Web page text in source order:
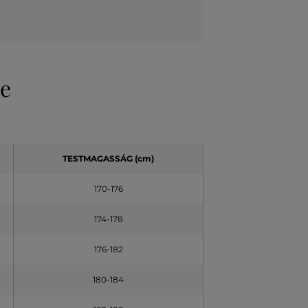
TESTMAGASSÁG (cm)
170-176
174-178
176-182
180-184